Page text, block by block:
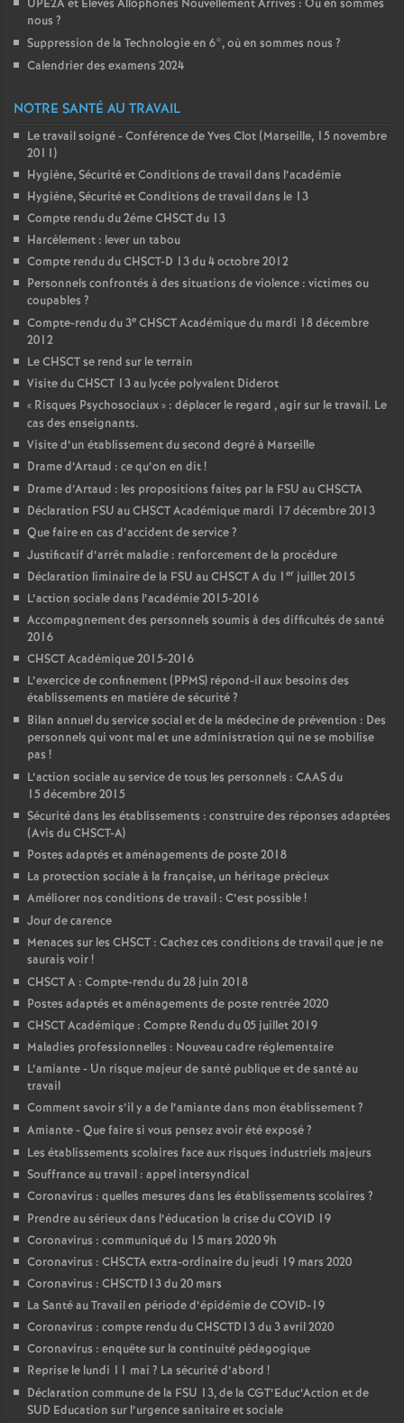
UPE2A et Eleves Allophones Nouvellement Arrivés : Ou en sommes
nous ?
Suppression de la Technologie en 6°, où en sommes nous ?
Calendrier des examens 2024
NOTRE SANTÉ AU TRAVAIL
Le travail soigné - Conférence de Yves Clot (Marseille, 15 novembre
2011)
Hygiène, Sécurité et Conditions de travail dans l’académie
Hygiène, Sécurité et Conditions de travail dans le 13
Compte rendu du 2éme CHSCT du 13
Harcèlement : lever un tabou
Compte rendu du CHSCT-D 13 du 4 octobre 2012
Personnels confrontés à des situations de violence : victimes ou
coupables ?
Compte-rendu du 3e CHSCT Académique du mardi 18 décembre
2012
Le CHSCT se rend sur le terrain
Visite du CHSCT 13 au lycée polyvalent Diderot
« Risques Psychosociaux» : déplacer le regard , agir sur le travail. Le
cas des enseignants.
Visite d’un établissement du second degré à Marseille
Drame d’Artaud : ce qu’on en dit!
Drame d’Artaud : les propositions faites par la FSU au CHSCTA
Déclaration FSU au CHSCT Académique mardi 17 décembre 2013
Que faire en cas d’accident de service?
Justificatif d’arrêt maladie : renforcement de la procédure
Déclaration liminaire de la FSU au CHSCT A du 1 er juillet 2015
L’action sociale dans l’académie 2015-2016
Accompagnement des personnels soumis à des difficultés de santé
2016
CHSCT Académique 2015-2016
L’exercice de confinement (PPMS) répond-il aux besoins des
établissements en matière de sécurité?
Bilan annuel du service social et de la médecine de prévention : Des
personnels qui vont mal et une administration qui ne se mobilise
pas !
L’action sociale au service de tous les personnels : CAAS du
15 décembre 2015
Sécurité dans les établissements : construire des réponses adaptées
(Avis du CHSCT-A)
Postes adaptés et aménagements de poste 2018
La protection sociale à la française, un héritage précieux
Améliorer nos conditions de travail : C’est possible!
Jour de carence
Menaces sur les CHSCT : Cachez ces conditions de travail que je ne
saurais voir!
CHSCT A : Compte-rendu du 28 juin 2018
Postes adaptés et aménagements de poste rentrée 2020
CHSCT Académique : Compte Rendu du 05 juillet 2019
Maladies professionnelles : Nouveau cadre réglementaire
L’amiante - Un risque majeur de santé publique et de santé au
travail
Comment savoir s’il y a de l’amiante dans mon établissement?
Amiante - Que faire si vous pensez avoir été exposé?
Les établissements scolaires face aux risques industriels majeurs
Souffrance au travail : appel intersyndical
Coronavirus : quelles mesures dans les établissements scolaires ?
Prendre au sérieux dans l’éducation la crise du COVID 19
Coronavirus : communiqué du 15 mars 2020 9h
Coronavirus : CHSCTA extra-ordinaire du jeudi 19 mars 2020
Coronavirus : CHSCTD13 du 20 mars
La Santé au Travail en période d’épidémie de COVID-19
Coronavirus : compte rendu du CHSCTD13 du 3 avril 2020
Coronavirus : enquête sur la continuité pédagogique
Reprise le lundi 11 mai ? La sécurité d’abord !
Déclaration commune de la FSU 13, de la CGT’Educ’Action et de
SUD Education sur l’urgence sanitaire et sociale